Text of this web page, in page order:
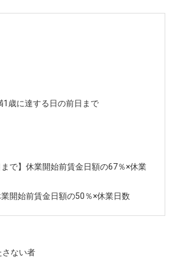
1歳に達する日の前日まで
まで】休業開始前賃金日額の67％×休業
業開始前賃金日額の50％×休業日数
さない者